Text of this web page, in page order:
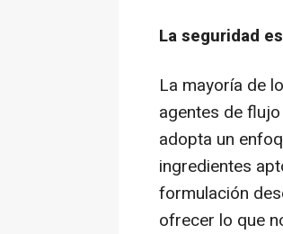
La seguridad
La mayoría de
agentes de
adopta un
ingredientes
formulación
ofrecer lo que